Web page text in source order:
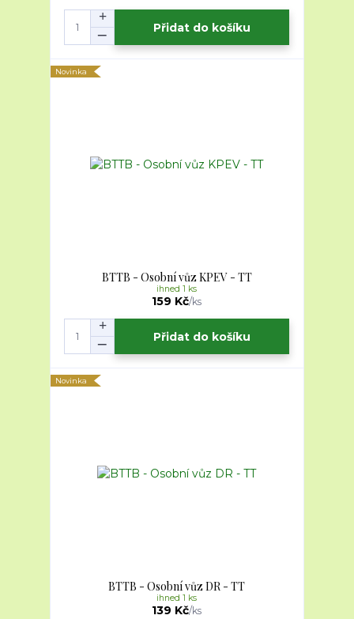
Přidat do košíku
Novinka
BTTB - Osobní vůz KPEV - TT
159 Kč/ks
ihned 1 ks
Přidat do košíku
Novinka
BTTB - Osobní vůz DR - TT
139 Kč/ks
ihned 1 ks